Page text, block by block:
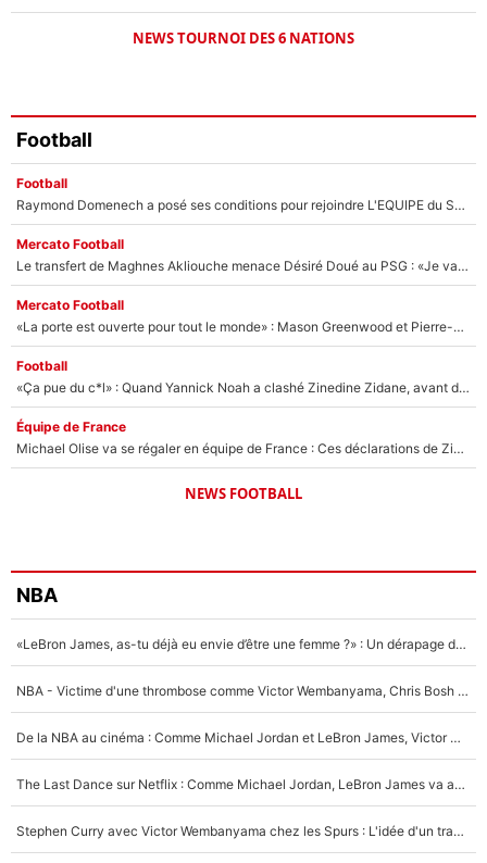
NEWS TOURNOI DES 6 NATIONS
Football
Football
Raymond Domenech a posé ses conditions pour rejoindre L'EQUIPE du Soir : Il refuse de faire l'émission avec un autre chroniqueur !
Mercato Football
Le transfert de Maghnes Akliouche menace Désiré Doué au PSG : «Je valide à 200%»
Mercato Football
«La porte est ouverte pour tout le monde» : Mason Greenwood et Pierre-Emerick Aubameyang ont quitté l'OM, Amine Gouiri balance sur la suite du mercato et sur la réaction du vestiaire !
Football
«Ça pue du c*l» : Quand Yannick Noah a clashé Zinedine Zidane, avant de se faire recadrer par le nouveau sélectionneur de l'équipe de France !
Équipe de France
Michael Olise va se régaler en équipe de France : Ces déclarations de Zinedine Zidane qui prouvent qu'il va tout miser sur la star du Bayern Munich !
NEWS FOOTBALL
NBA
«LeBron James, as-tu déjà eu envie d’être une femme ?» : Un dérapage de Donald Trump sur la superstar de la NBA refait surface
NBA - Victime d'une thrombose comme Victor Wembanyama, Chris Bosh prévient le Français des risques sur sa santé : «J’ai failli mourir sur le coup et j’ai été ramené à la vie»
De la NBA au cinéma : Comme Michael Jordan et LeBron James, Victor Wembanyama rêve d'une carrière d'acteur !
The Last Dance sur Netflix : Comme Michael Jordan, LeBron James va avoir le droit à sa série !
Stephen Curry avec Victor Wembanyama chez les Spurs : L'idée d'un trade historique est lancée en NBA !